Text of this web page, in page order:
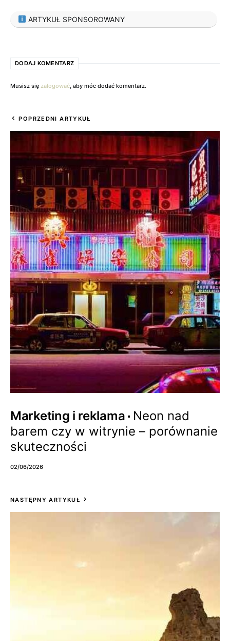
ARTYKUŁ SPONSOROWANY
DODAJ KOMENTARZ
Musisz się zalogować, aby móc dodać komentarz.
POPRZEDNI ARTYKUŁ
Marketing i reklama
Neon nad
barem czy w witrynie – porównanie
skuteczności
02/06/2026
NASTĘPNY ARTYKUŁ